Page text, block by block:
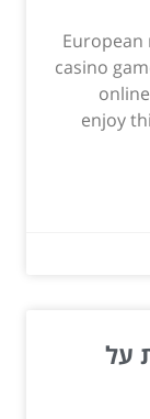
casino
enjoy
על